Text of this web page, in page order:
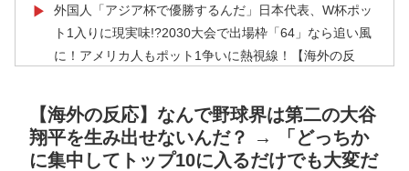
▶
外国人「アジア杯で優勝するんだ」日本代表、W杯ポッ
ト1入りに現実味!?2030大会で出場枠「64」なら追い風
に！アメリカ人もポット1争いに熱視線！【海外の反
▶ 韓国人「日本メディアが2002年ワールドカップ韓国準
決勝も調査すべきと主張！」→「英国メディアも一斉に
指摘‥」
【海外の反応】なんで野球界は第二の大谷
翔平を生み出せないんだ？ → 「どっちか
に集中してトップ10に入るだけでも大変だ